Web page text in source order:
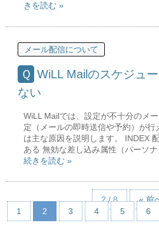
きを読む »
メール配信について
WiLL Mailのスケジュ
ない
WiLL Mailでは、設定が不十分のメ
定（メールの即時送信や予約）が
は主な原因を説明します。 INDEX
ある 無効な差し込み属性（パーソナ
続きを読む »
2 / 8
« 前
1
2 3 4 5 6